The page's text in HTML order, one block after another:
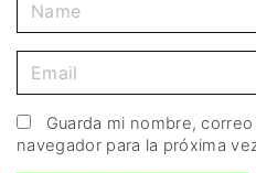
Guarda mi nombre,
navegador para la próxima